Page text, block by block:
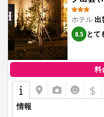
宿泊施設を探している人にと
す。
均よりも大きいバスタブは、
ジャーの両方の旅行者にとっ
テルはまた、全体を通して高
気清浄機によってさらに強化
出しています。
ツインリーブスホテル出雲
スは格別で、スタッフはそ
る態度で一貫して賞賛を受け
チームは、ゲストに永続的な
に大きく貢献しています。
Classic
ホテル 出
8.5 とて
料
$
情報